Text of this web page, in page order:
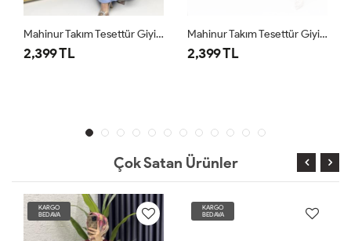
Mahinur Takım Tesettür Giyim Bebe Mavisi
2,399 TL
Mahinur Takım Tesettür Giyim Yağ Yeşili
2,399 TL
Çok Satan Ürünler
KARGO
BEDAVA
KARGO
BEDAVA